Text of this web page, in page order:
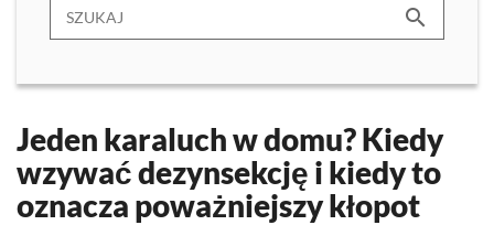
Jeden karaluch w domu? Kiedy
wzywać dezynsekcję i kiedy to
oznacza poważniejszy kłopot
search